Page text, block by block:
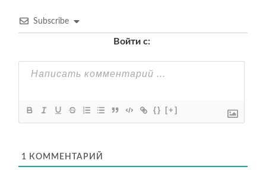
Subscribe
Войти с:
{} [+]
1 КОММЕНТАРИЙ